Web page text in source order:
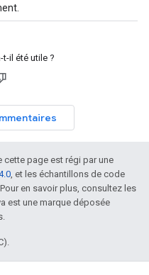
t-il été utile ?
page est régi par une
, et les échantillons de code
en savoir plus, consultez les
est une marque déposée